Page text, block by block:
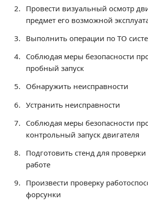
Основные сведения
организацией
Документы
Образование
Образовательные стандарты и
Педагогический состав
Материально-техническое
оснащенность образовательного
Стипендии и меры поддержки
Платные образовательные услуги
Финансово-хозяйственная
Вакантные места для приёма
Провести визуальный осмотр
предмет его возможной
Выполнить операции по ТО
Соблюдая меры безопасности
пробный запуск
Обнаружить неисправности
Устранить неисправности
Соблюдая меры безопасности
контрольный запуск двигателя
Подготовить стенд для
работе
Произвести проверку
форсунки